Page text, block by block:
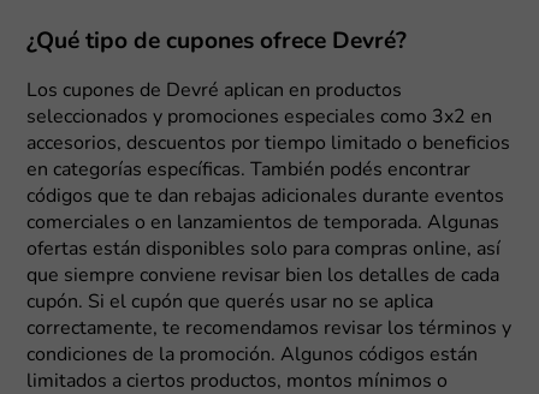
¿Qué tipo de cupones ofrece Devré?
Los cupones de Devré aplican en productos
seleccionados y promociones especiales como 3x2 en
accesorios, descuentos por tiempo limitado o beneficios
en categorías específicas. También podés encontrar
códigos que te dan rebajas adicionales durante eventos
comerciales o en lanzamientos de temporada. Algunas
ofertas están disponibles solo para compras online, así
que siempre conviene revisar bien los detalles de cada
cupón. Si el cupón que querés usar no se aplica
correctamente, te recomendamos revisar los términos y
condiciones de la promoción. Algunos códigos están
limitados a ciertos productos, montos mínimos o